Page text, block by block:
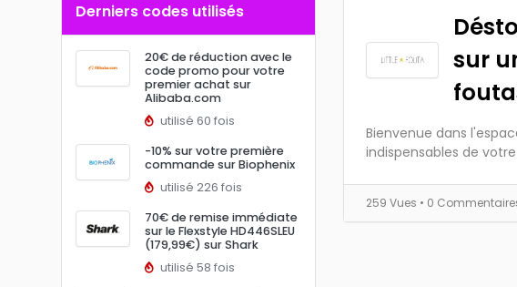
Derniers codes utilisés
20€ de réduction avec le
code promo pour votre
premier achat sur
Alibaba.com
utilisé 60 fois
-10% sur votre première
commande sur Biophenix
utilisé 226 fois
70€ de remise immédiate
sur le Flexstyle HD446SLEU
(179,99€) sur Shark
utilisé 58 fois
sur
Bienvenue dans
indispensables de
259 Vues • 0